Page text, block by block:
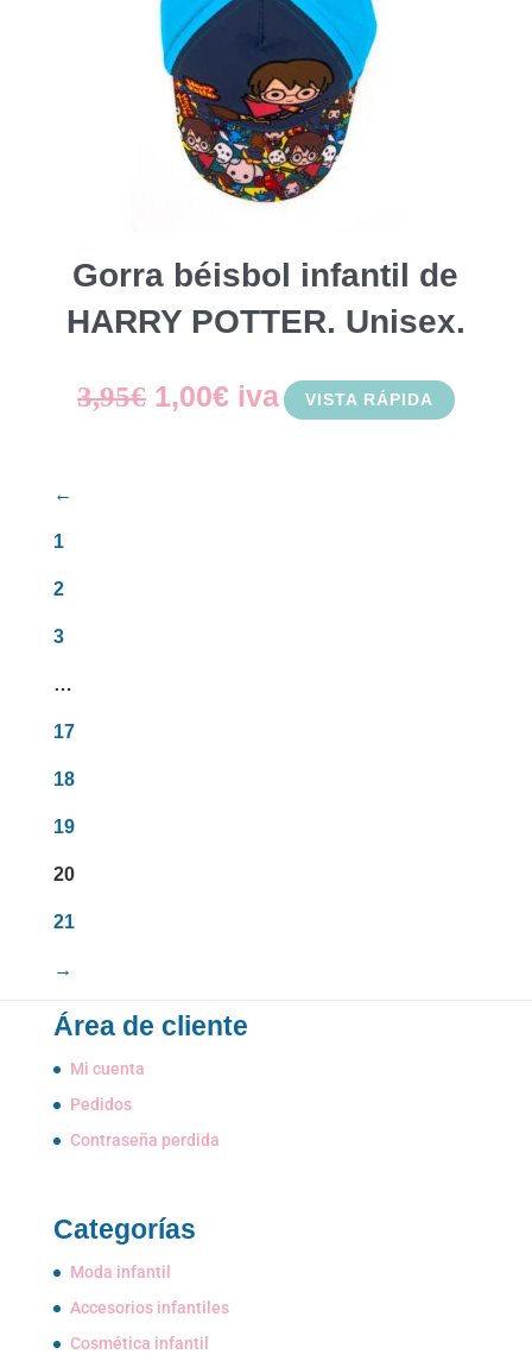
Gorra béisbol infantil de
HARRY POTTER. Unisex.
3,95€ El
1,00€Eliva VISTA RÁPIDA
←
1
2
3
…
17
18
19
20
21
→
Área de cliente
Mi cuenta
Pedidos
Contraseña perdida
Categorías
Moda infantil
Accesorios infantiles
Cosmética infantil